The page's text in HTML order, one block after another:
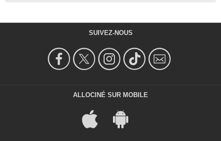
SUIVEZ-NOUS
ALLOCINÉ SUR MOBILE